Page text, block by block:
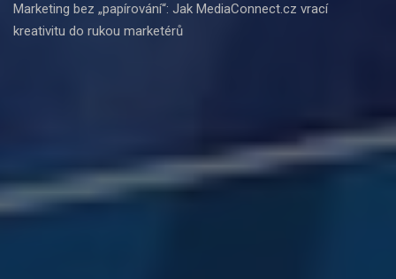
Marketing bez „papírování“: Jak MediaConnect.cz vrací
kreativitu do rukou marketérů